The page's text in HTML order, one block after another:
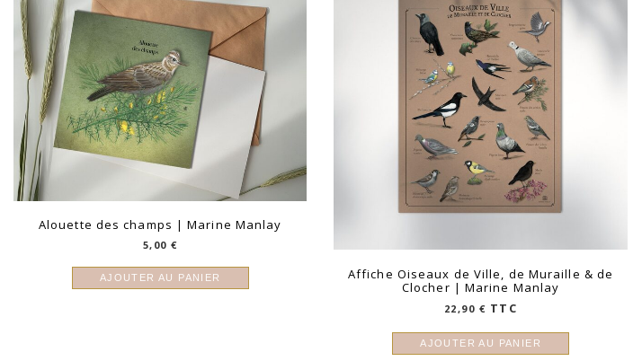
Alouette des champs | Marine Manlay
5,00€
AJOUTER AU PANIER
Affiche Oiseaux de Ville, de Muraille & de
Clocher | Marine Manlay
22,90 € TTC
AJOUTER AU PANIER